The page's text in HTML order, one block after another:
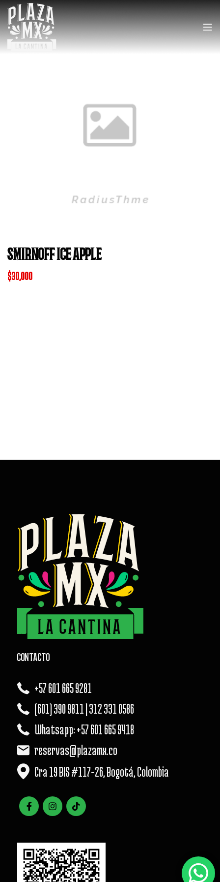
SMIRNOFF ICE APPLE
$30,000
CONTACTO
+57 601 665 9281
(601) 390 9811 | 312 331 0586
Whatsapp: +57 601 665 9418
reservas@plazamx.co
Cra 19 BIS #117-26, Bogotá, Colombia